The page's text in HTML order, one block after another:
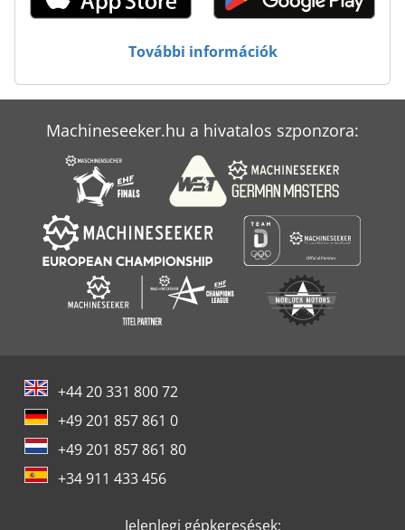
További információk
Machineseeker.hu a hivatalos szponzora:
+44 20 331 800 72
+49 201 857 861 0
+49 201 857 861 80
+34 911 433 456
Jelenlegi gépkeresések: